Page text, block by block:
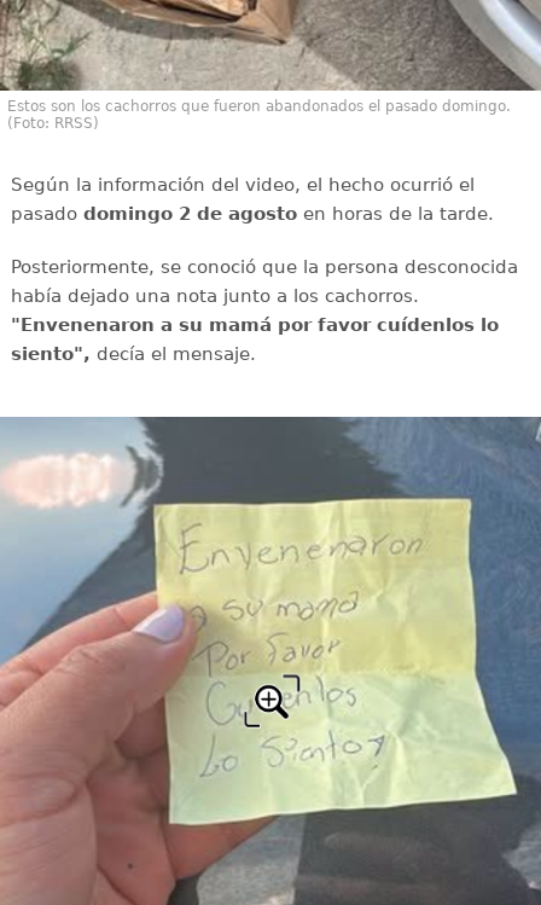
Estos son los cachorros que fueron abandonados el pasado domingo.
(Foto: RRSS)
Según la información del video, el hecho ocurrió el
pasado domingo 2 de agostoen horas de la tarde.
Posteriormente, se conoció que la persona desconocida
había dejado una nota junto a los cachorros.
"Envenenaron a su mamá por favor cuídenlos lo
siento", decía el mensaje.